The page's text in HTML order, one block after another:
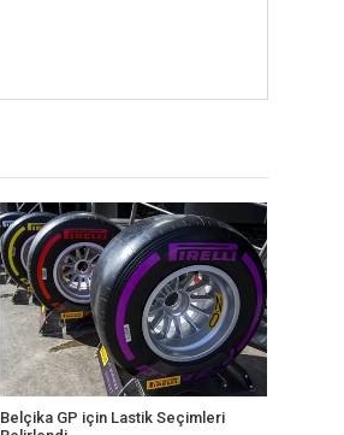
Belçika GP için Lastik Seçimleri